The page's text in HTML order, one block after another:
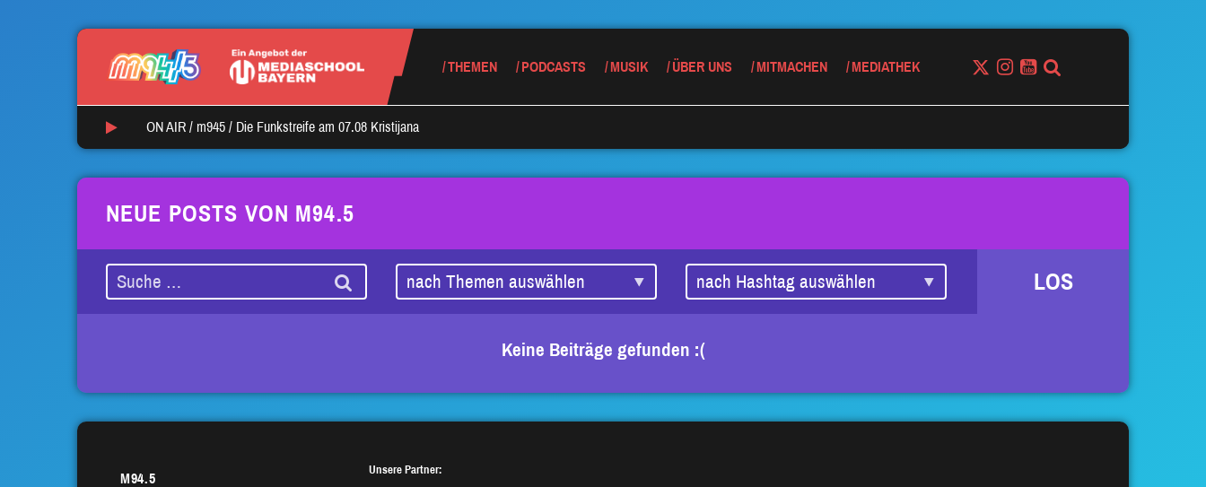
THEMEN PODCASTS MUSIK ÜBER UNS MITMACHEN MEDIATHEK
ON AIR / m945 / Die Funkstreife am 07.08 Kristijana
NEUE POSTS VON M94.5
LOS
Keine Beiträge gefunden :(
M94.5
Unsere Partner: